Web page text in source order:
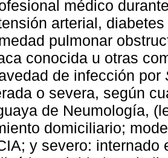
médico
arterial,
pulmonar
conocida u otras
de infección por
o severa, según
de Neumología,
domiciliario;
y severo: internado